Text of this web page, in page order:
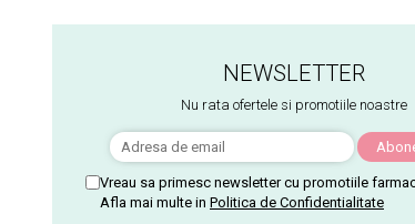
NEWSLETTER
Nu rata ofertele si promotiile noastre
Vreau sa primesc newsletter cu promotiile
Afla mai multe in Politica de Confidentialitate